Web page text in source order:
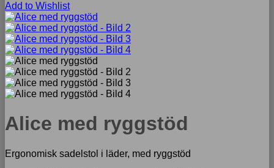
Add to Wishlist
Alice med ryggstöd
Ergonomisk sadelstol i läder, med ryggstöd